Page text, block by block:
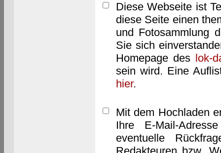
Diese Webseite ist
diese Seite einen
und Fotosammlung
Sie sich
Homepage des lok-
sein wird. Eine
hier.
Mit dem Hochladen
Ihre E-Mail-
eventuelle